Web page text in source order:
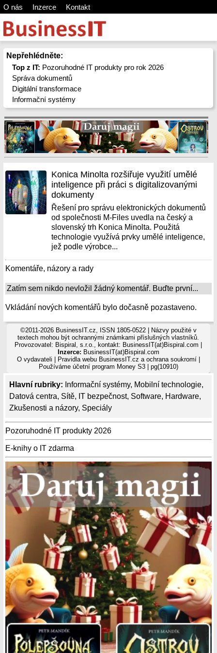
O nás Inzerce Kontakt
Nepřehlédněte:
Top z IT: Pozoruhodné IT produkty pro rok 2026
Správa dokumentů
Digitální transformace
Informační systémy
Hlavní rubriky: Informační systémy, Mobilní technologie,
Datová centra, Sítě, IT bezpečnost, Software, Hardware,
Zkušenosti a názory, Speciály
Pozoruhodné IT produkty 2026
E-knihy o IT zdarma
Konica Minolta rozšiřuje využití umělé
inteligence při práci s digitalizovanými
dokumenty
Řešení pro správu elektronických dokumentů
od společnosti M-Files uvedla na český a
slovenský trh Konica Minolta. Použitá
technologie využívá prvky umělé inteligence,
jež podle výrobce...
Komentáře, názory a rady
Zatím sem nikdo nevložil žádný komentář. Buďte první...
Vkládání nových komentářů bylo dočasně pozastaveno.
©2011-2026 BusinessIT.cz, ISSN 1805-0522 | Názvy použité v
textech mohou být ochrannými známkami příslušných vlastníků.
Provozovatel: Bispiral, s.r.o., kontakt: BusinessIT(at)Bispiral.com |
Inzerce: BusinessIT(at)Bispiral.com
O vydavateli
Pravidla webu BusinessIT.cz a ochrana soukromí|
Používáme účetní program Money S3| pg(10910)